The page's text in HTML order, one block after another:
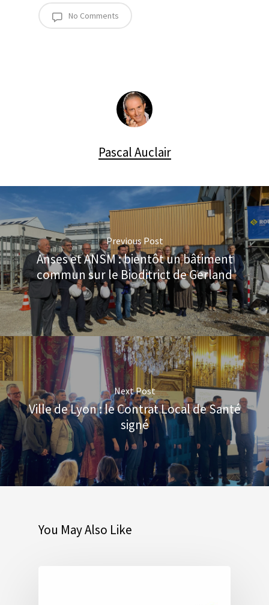
No Comments
Pascal Auclair
Previous Post
Anses et ANSM : bientôt un bâtiment
commun sur le Bioditrict de Gerland
Next Post
Ville de Lyon : le Contrat Local de Santé
signé
You May Also Like